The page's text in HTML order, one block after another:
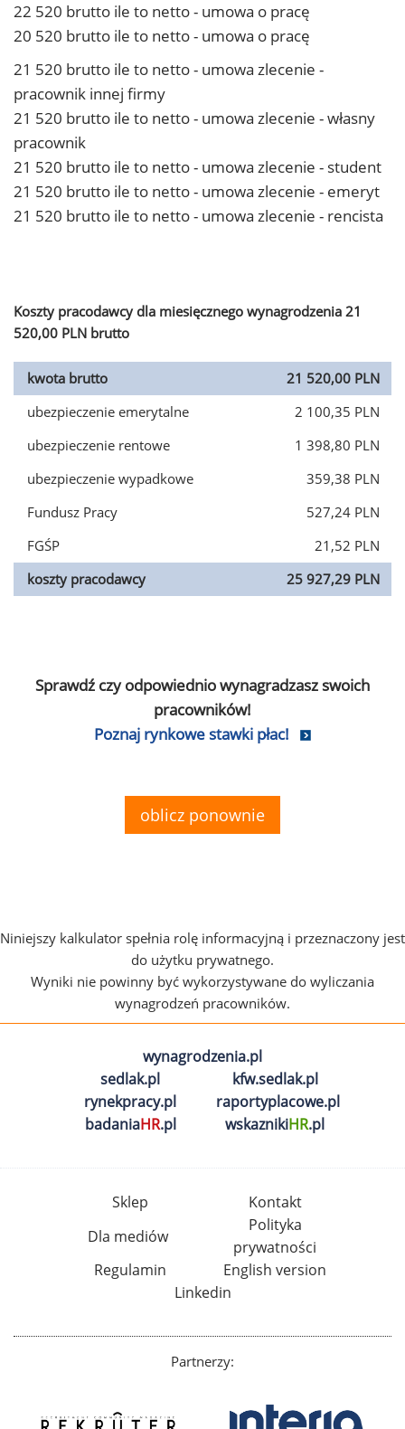
22 520 brutto ile to netto - umowa o pracę
20 520 brutto ile to netto - umowa o pracę
21 520 brutto ile to netto - umowa zlecenie -
pracownik innej firmy
21 520 brutto ile to netto - umowa zlecenie - własny
pracownik
21 520 brutto ile to netto - umowa zlecenie - student
21 520 brutto ile to netto - umowa zlecenie - emeryt
21 520 brutto ile to netto - umowa zlecenie - rencista
Koszty pracodawcy dla miesięcznego wynagrodzenia 21
520,00 PLN brutto
kwota brutto
21 520,00 PLN
ubezpieczenie emerytalne
2 100,35 PLN
ubezpieczenie rentowe
1 398,80 PLN
ubezpieczenie wypadkowe
359,38 PLN
Fundusz Pracy
527,24 PLN
FGŚP
21,52 PLN
koszty pracodawcy
25 927,29 PLN
Sprawdź czy odpowiednio wynagradzasz swoich
pracowników!
Poznaj rynkowe stawki płac!
oblicz ponownie
Niniejszy kalkulator spełnia rolę informacyjną i przeznaczony jest
do użytku prywatnego.
Wyniki nie powinny być wykorzystywane do wyliczania
wynagrodzeń pracowników.
wynagrodzenia.pl
sedlak.pl
kfw.sedlak.pl
rynekpracy.pl
raportyplacowe.pl
badaniaHR.pl wskaznikiHR.pl
Sklep
Kontakt
Dla mediów
Polityka
prywatności
Regulamin
English version
Linkedin
Partnerzy: